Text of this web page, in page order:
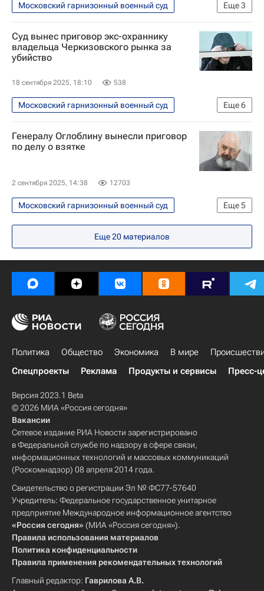
Еще3
Московский гарнизонный военный суд
Россия
Авраам Руссо (Ипджиян)
Происшествия
Суд вынес приговор экс-охраннику
владельца Черкизовского рынка за
убийство
18 сентября 2025, 18:10 538
Еще6
Московский гарнизонный военный суд
Происшествия
Россия
РСФСР
Москва
Тельман Исмаилов
Генералу Оглоблину вынесли приговор
по делу о взятке
2 сентября 2025, 14:38 12703
Еще5
Московский гарнизонный военный суд
Происшествия
Россия
Александр Оглоблин
Вадим Шамарин
Халил Арсланов
Еще20 материалов
Политика Общество Экономика В мире
Спецпроекты
Реклама Продукты и сервисы Пресс-
Версия 2023.1 Beta
© 2026 МИА «Россия сегодня»
Вакансии
Сетевое издание РИА Новости зарегистрировано
в Федеральной службе по надзору в сфере связи,
информационных технологий и массовых коммуникаций
(Роскомнадзор) 08 апреля 2014 года.
Свидетельство о регистрации Эл № ФС77-57640
Учредитель: Федеральное государственное унитарное
предприятие Международное информационное агентство
«Россия сегодня» (МИА «Россия сегодня»).
Правила использования материалов
Политика конфиденциальности
Правила применения рекомендательных технологий
Главный редактор: Гаврилова А.В.